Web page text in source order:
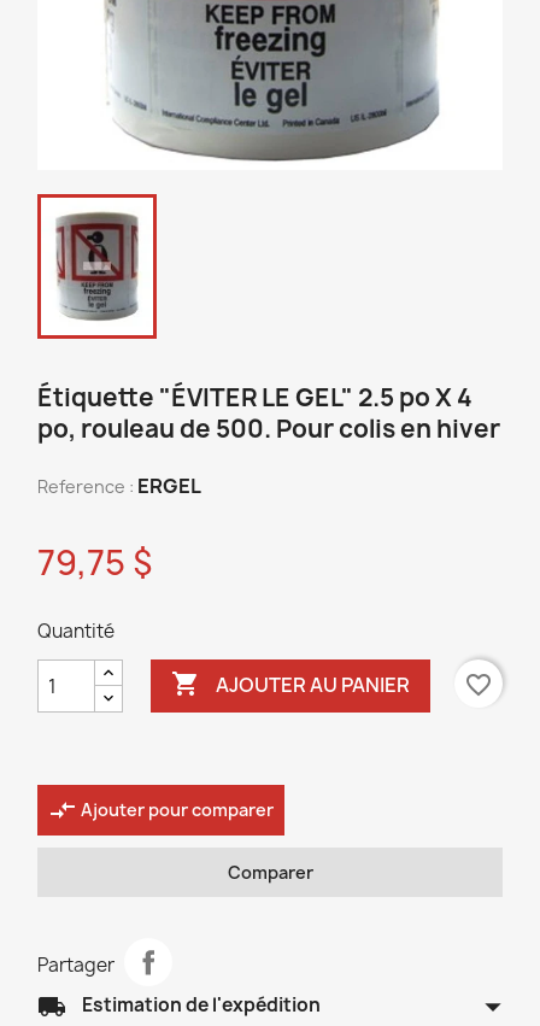
Étiquette "ÉVITER LE GEL" 2.5 po X 4
po, rouleau de 500. Pour colis en hiver
Reference : ERGEL
79,75 $
Quantité
 AJOUTER AU PANIER favorite_border
compare_arrows Ajouter pour comparer
Comparer
Partager
local_shipping Estimation de l'expédition arrow_drop_down